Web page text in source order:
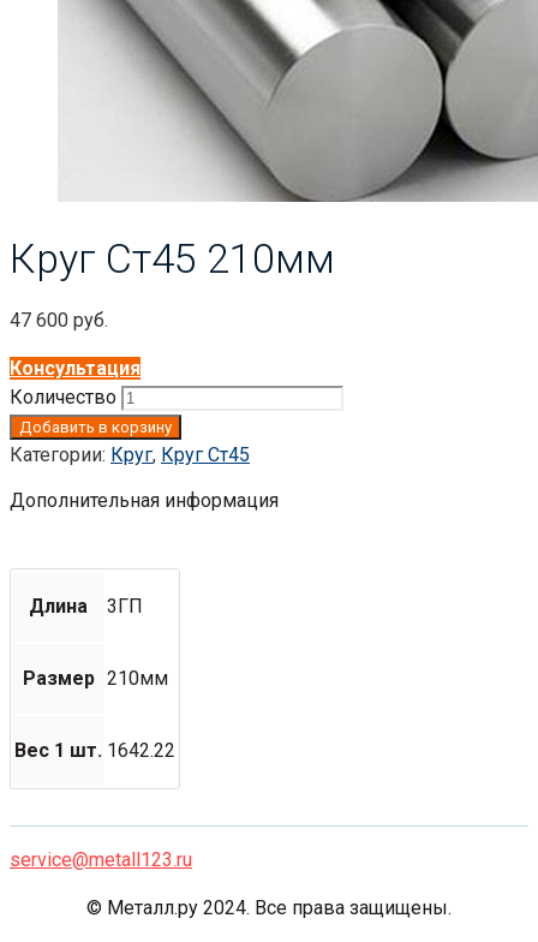
Круг Ст45 210мм
47 600 руб.
Консультация
Количество
Добавить в корзину
Категории: Круг, Круг Ст45
Дополнительная информация
Длина 3ГП
Размер 210мм
Вес 1 шт. 1642.22
service@metall123.ru
© Металл.ру 2024. Все права защищены.